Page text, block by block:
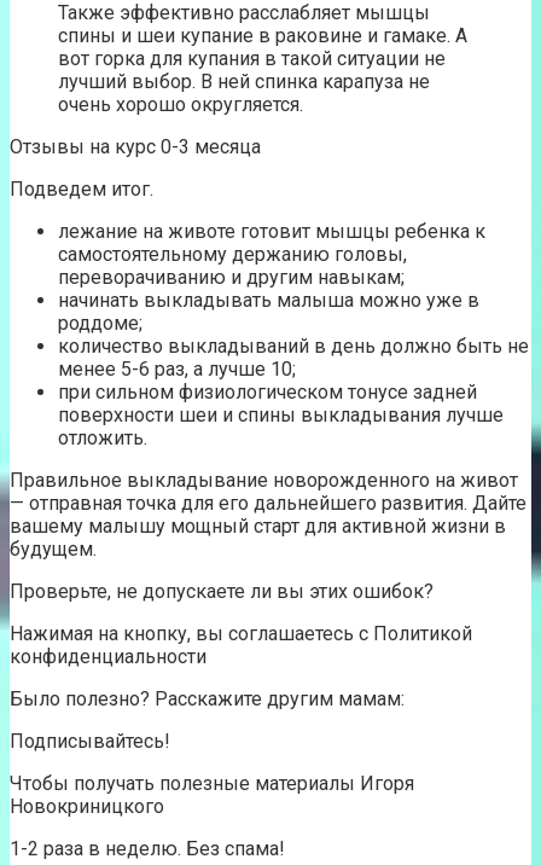
Также эффективно расслабляет мышцы
спины и шеи купание в раковине и гамаке. А
вот горка для купания в такой ситуации не
лучший выбор. В ней спинка карапуза не
очень хорошо округляется.
Отзывы на курс 0-3 месяца
Подведем итог.
лежание на животе готовит мышцы ребенка к
самостоятельному держанию головы,
переворачиванию и другим навыкам;
начинать выкладывать малыша можно уже в
роддоме;
количество выкладываний в день должно быть не
менее 5-6 раз, а лучше 10;
при сильном физиологическом тонусе задней
поверхности шеи и спины выкладывания лучше
отложить.
Правильное выкладывание новорожденного на живот
— отправная точка для его дальнейшего развития. Дайте
вашему малышу мощный старт для активной жизни в
будущем.
Проверьте, не допускаете ли вы этих ошибок?
Нажимая на кнопку, вы соглашаетесь с Политикой
конфиденциальности
Было полезно? Расскажите другим мамам:
Подписывайтесь!
Чтобы получать полезные материалы Игоря
Новокриницкого
1-2 раза в неделю. Без спама!